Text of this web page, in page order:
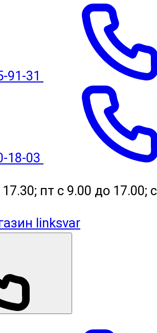
91-31
18-03
пт с 9.00 до 17.00;